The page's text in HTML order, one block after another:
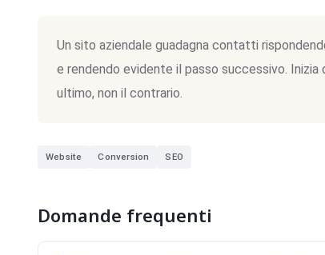
Un sito aziendale guadagna contatti
e rendendo evidente il passo successivo.
ultimo, non il contrario.
Website Conversion SEO
Domande frequenti